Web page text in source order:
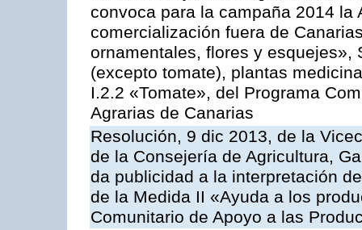
convoca para la campaña 2014 la
comercialización fuera de
ornamentales, flores y esquejes»,
(excepto tomate), plantas
I.2.2 «Tomate», del Programa
Agrarias de Canarias
Resolución, 9 dic 2013, de la
de la Consejería de Agricultura,
da publicidad a la interpretación
de la Medida II «Ayuda a los
Comunitario de Apoyo a las